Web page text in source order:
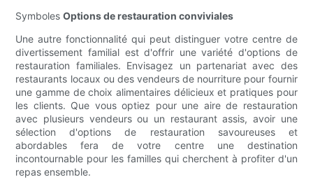
SymbolesOptions de restauration conviviales
Une autre fonctionnalité qui peut distinguer votre centre de
divertissement familial est d'offrir une variété d'options de
restauration familiales. Envisagez un partenariat avec des
restaurants locaux ou des vendeurs de nourriture pour fournir
une gamme de choix alimentaires délicieux et pratiques pour
les clients. Que vous optiez pour une aire de restauration
avec plusieurs vendeurs ou un restaurant assis, avoir une
sélection d'options de restauration savoureuses et
abordables fera de votre centre une destination
incontournable pour les familles qui cherchent à profiter d'un
repas ensemble.